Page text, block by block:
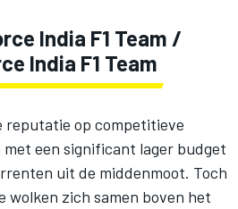
India F1 Team /
India F1 Team
reputatie op competitieve
een significant lager budget
uit de middenmoot. Toch
wolken zich samen boven het